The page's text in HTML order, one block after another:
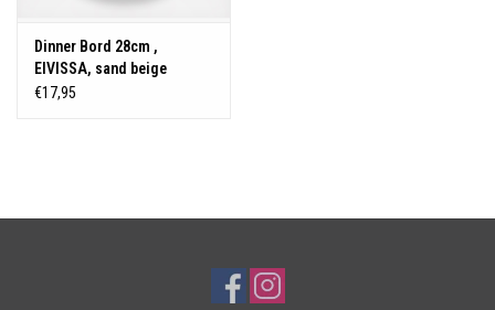
Dinner Bord 28cm ,
EIVISSA, sand beige
€17,95